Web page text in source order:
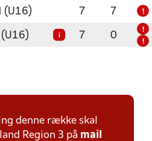
(U16) 7 7 !
(U16) i 7 0
!
!
denne række skal
Region 3 på mail